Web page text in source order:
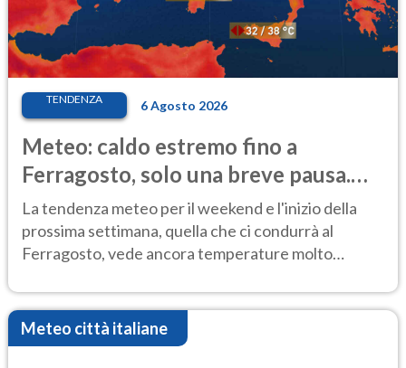
TENDENZA 6 Agosto 2026
Meteo: caldo estremo fino a
Ferragosto, solo una breve pausa.
Ecco dove
La tendenza meteo per il weekend e l'inizio della
prossima settimana, quella che ci condurrà al
Ferragosto, vede ancora temperature molto
Meteo città italiane